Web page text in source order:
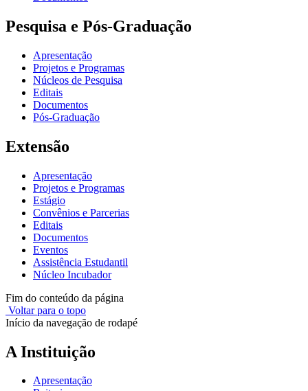
Pesquisa e Pós-Graduação
Apresentação
Projetos e Programas
Núcleos de Pesquisa
Editais
Documentos
Pós-Graduação
Extensão
Apresentação
Projetos e Programas
Estágio
Convênios e Parcerias
Editais
Documentos
Eventos
Assistência Estudantil
Núcleo Incubador
Fim do conteúdo da página
Voltar para o topo
Início da navegação de rodapé
A Instituição
Apresentação